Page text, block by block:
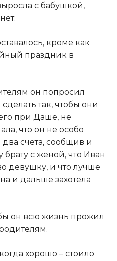
с бабушкой,
кроме как
праздник в
он попросил
сделать так, чтобы они
при Даше, не
что он не особо
счета, сообщив и
с женой, что Иван
девушку, и что лучше
и дальше захотела
он всю жизнь прожил
хорошо – стоило